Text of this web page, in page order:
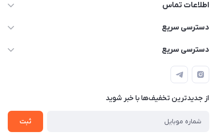
اطلاعات تماس
۰۹۳۵۶۰۴۰۳۶۵
سیمای ورزش
دسترسی سریع
اسکیت فلایینگ ایگل
اسکیت دخترانه
دسترسی سریع
اسکوتر برقی دخترانه
اسکیت روسز
اسکوتر
از جدید‌ترین تخفیف‌ها با‌ خبر شوید
ثبت